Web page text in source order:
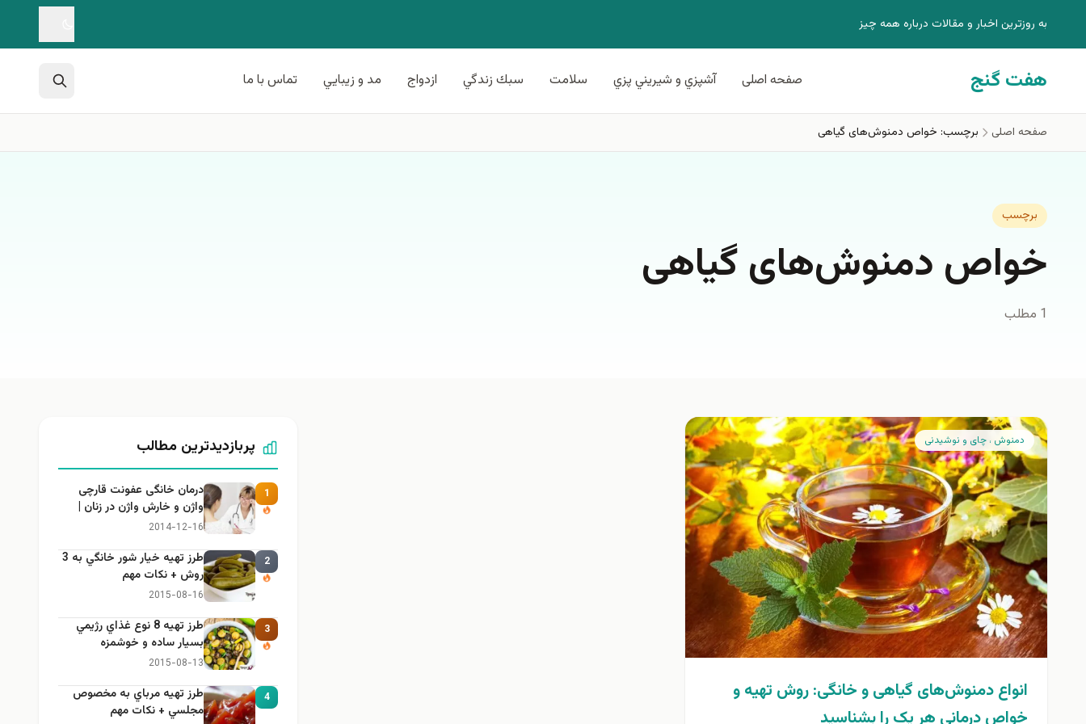
به روزترين اخبار و مقالات درباره همه چيز
هفت گنج صفحه اصلی آشپزي و شيريني پزي سلامت سبك زندگي ازدواج مد و زيبايي تماس با ما
صفحه اصلی برچسب: خواص دمنوش‌های گیاهی
برچسب
خواص دمنوش‌های گیاهی
1 مطلب
دمنوش ، چای و نوشیدنی
انواع دمنوش‌های گیاهی و خانگی: روش تهیه و
خواص درمانی هر یک را بشناسید
پربازدیدترین مطالب
1
درمان خانگی عفونت قارچی
واژن و خارش واژن در زنان |
راهنمای کامل، ایمن و کاربردی
2014-12-16
2
طرز تهيه خیار شور خانگي به 3
روش + نكات مهم
2015-08-16
3
طرز تهيه 8 نوع غذاي رژيمي
بسيار ساده و خوشمزه
2015-08-13
4
طرز تهيه مرباي به مخصوص
مجلسي + نكات مهم